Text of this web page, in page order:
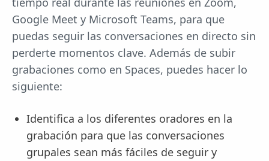
Google Meet y Microsoft Teams, para que
puedas seguir las conversaciones en directo sin
perderte momentos clave. Además de subir
grabaciones como en Spaces, puedes hacer lo
siguiente:
Identifica a los diferentes oradores en la
grabación para que las conversaciones
grupales sean más fáciles de seguir y